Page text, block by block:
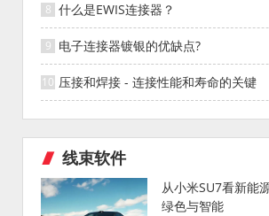
什么是EWIS连接器？
电子连接器镀银的优缺点?
压接和焊接 - 连接性能和寿命的关键
线束软件
从小米SU7看新能
绿色与智能